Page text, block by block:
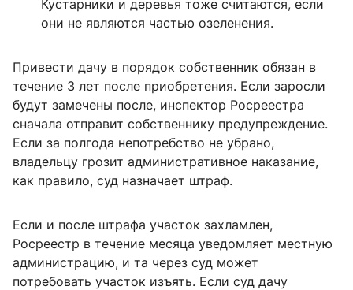
Кустарники и деревья тоже считаются, если
они не являются частью озеленения.
Привести дачу в порядок собственник обязан в
течение 3 лет после приобретения. Если заросли
будут замечены после, инспектор Росреестра
сначала отправит собственнику предупреждение.
Если за полгода непотребство не убрано,
владельцу грозит административное наказание,
как правило, суд назначает штраф.
Если и после штрафа участок захламлен,
Росреестр в течение месяца уведомляет местную
администрацию, и та через суд может
потребовать участок изъять. Если суд дачу